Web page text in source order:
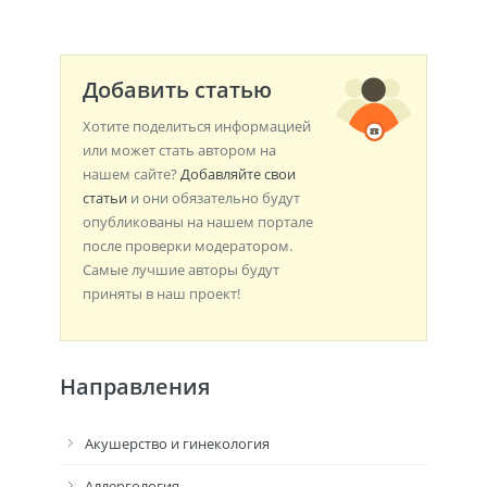
Добавить статью
Хотите поделиться информацией
или может стать автором на
нашем сайте? Добавляйте свои
статьи и они обязательно будут
опубликованы на нашем портале
после проверки модератором.
Самые лучшие авторы будут
приняты в наш проект!
Направления
Акушерство и гинекология